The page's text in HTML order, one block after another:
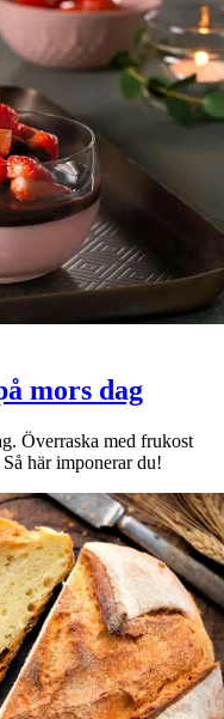
mors dag
Överraska med frukost
här imponerar du!